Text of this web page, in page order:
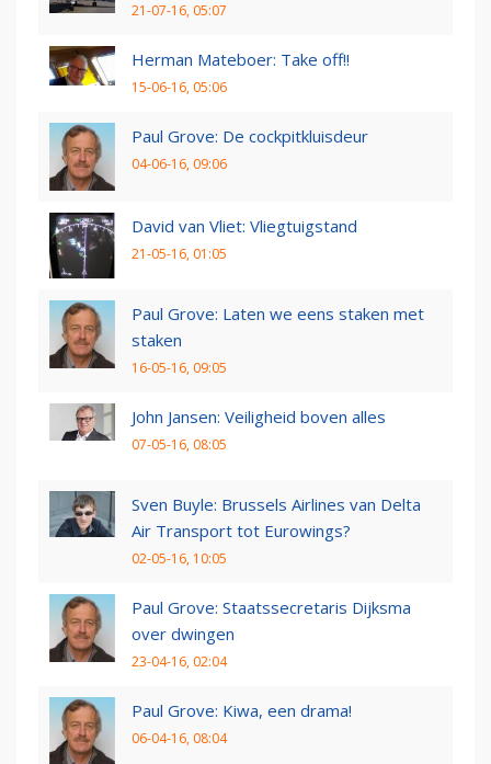
21-07-16, 05:07
Herman Mateboer: Take off!!
15-06-16, 05:06
Paul Grove: De cockpitkluisdeur
04-06-16, 09:06
David van Vliet: Vliegtuigstand
21-05-16, 01:05
Paul Grove: Laten we eens staken met
staken
16-05-16, 09:05
John Jansen: Veiligheid boven alles
07-05-16, 08:05
Sven Buyle: Brussels Airlines van Delta
Air Transport tot Eurowings?
02-05-16, 10:05
Paul Grove: Staatssecretaris Dijksma
over dwingen
23-04-16, 02:04
Paul Grove: Kiwa, een drama!
06-04-16, 08:04